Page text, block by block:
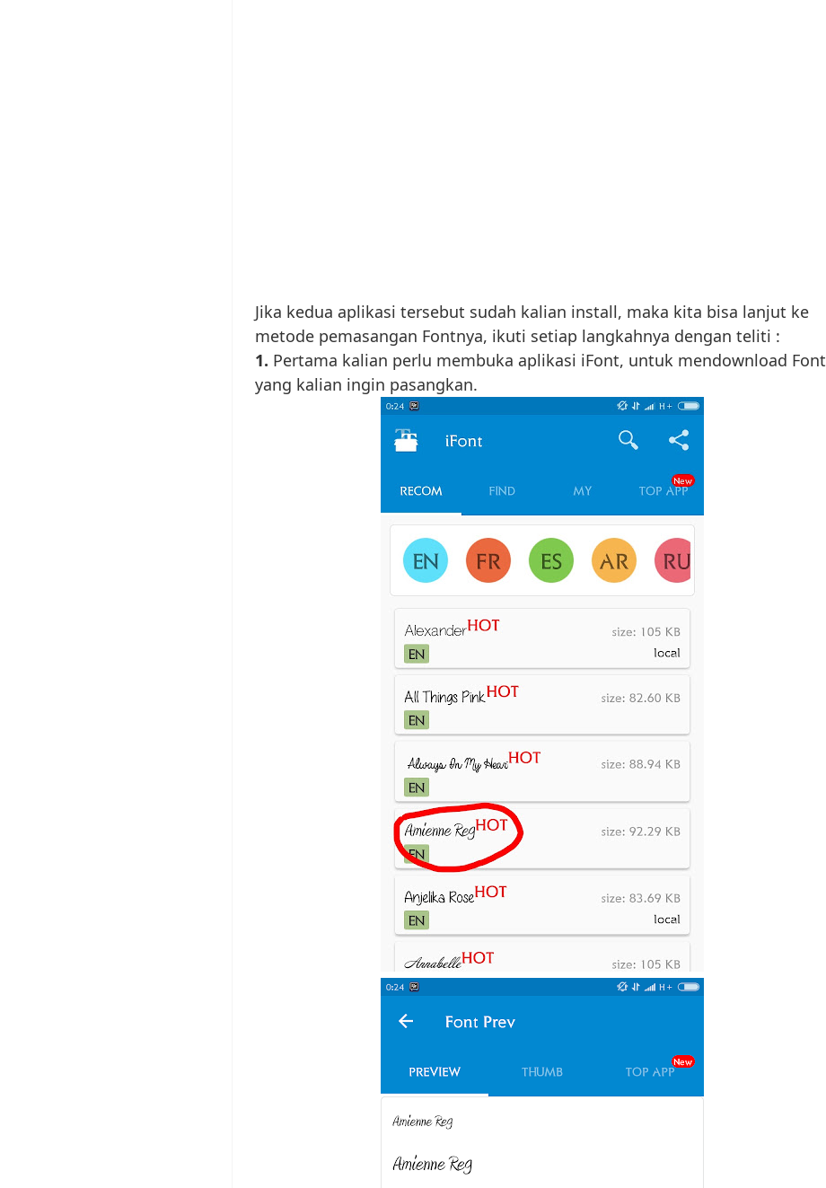
Jika kedua aplikasi tersebut sudah kalian install, maka kita bisa lanjut ke
metode pemasangan Fontnya, ikuti setiap langkahnya dengan teliti :
1. Pertama kalian perlu membuka aplikasi iFont, untuk mendownload Font
yang kalian ingin pasangkan.